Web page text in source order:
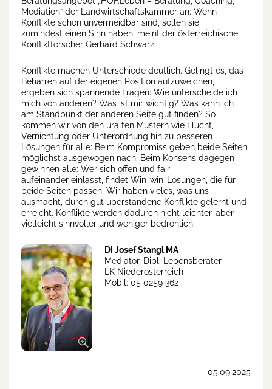
Mediation“ der Landwirtschaftskammer an: Wenn
Konflikte schon unvermeidbar sind, sollen sie
zumindest einen Sinn haben, meint der österreichische
Konfliktforscher Gerhard Schwarz.
Konflikte machen Unterschiede deutlich. Gelingt es, das
Beharren auf der eigenen Position aufzuweichen,
ergeben sich spannende Fragen: Wie unterscheide ich
mich von anderen? Was ist mir wichtig? Was kann ich
am Standpunkt der anderen Seite gut finden? So
kommen wir von den uralten Mustern wie Flucht,
Vernichtung oder Unterordnung hin zu besseren
Lösungen für alle: Beim Kompromiss geben beide Seiten
möglichst ausgewogen nach. Beim Konsens dagegen
gewinnen alle: Wer sich offen und fair
aufeinander einlässt, findet Win-win-Lösungen, die für
beide Seiten passen. Wir haben vieles, was uns
ausmacht, durch gut überstandene Konflikte gelernt und
erreicht. Konflikte werden dadurch nicht leichter, aber
vielleicht sinnvoller und weniger bedrohlich.
DI Josef Stangl MA
Mediator, Dipl. Lebensberater
LK Niederösterreich
Mobil: 05 0259 362
05.09.2025